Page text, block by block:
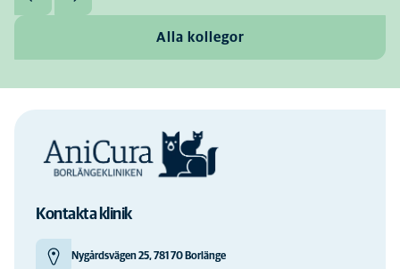
Alla kollegor
Kontakta klinik
Nygårdsvägen 25, 781 70 Borlänge